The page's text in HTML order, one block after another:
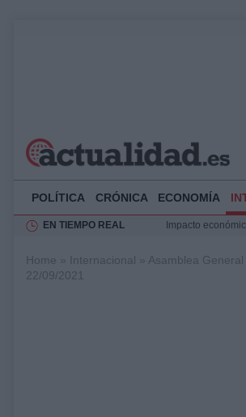
POLÍTICA CRÓNICA ECONOMÍA
EN TIEMPO REAL
Impacto
Transformación
Home » Internacional » Asamblea
22/09/2021